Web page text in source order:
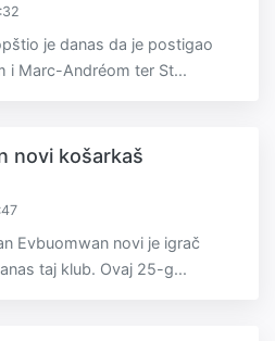
je danas da je postigao
i Marc-Andréom ter St...
novi košarkaš
Evbuomwan novi je igrač
taj klub. Ovaj 25-g...